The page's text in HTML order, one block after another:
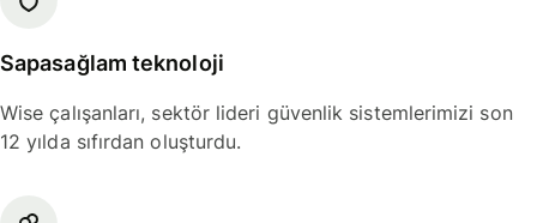
Sapasağlam teknoloji
Wise çalışanları, sektör lideri güvenlik sistemlerimizi son
12 yılda sıfırdan oluşturdu.